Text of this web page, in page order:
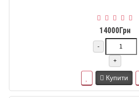
14000Грн
-
+
Купити